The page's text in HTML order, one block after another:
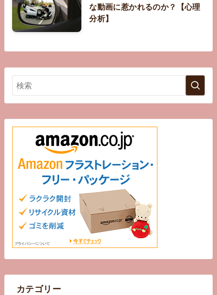
な動画に惹かれるのか？【心理
分析】
カテゴリー